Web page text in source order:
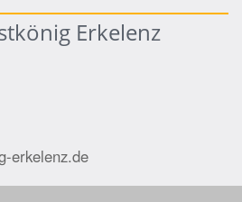
Erkelenz
erkelenz.de